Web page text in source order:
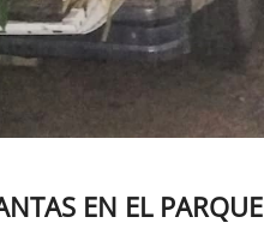
EN EL PARQUE